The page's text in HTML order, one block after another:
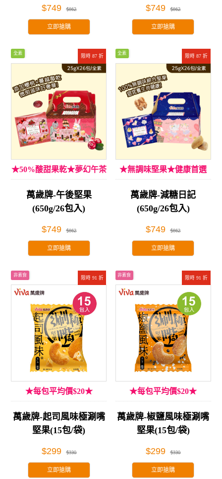
$749 $862
立即搶購
$749 $862
立即搶購
限時 87 折
全素
★50%酸甜果乾★夢幻午茶
享受
萬歲牌-午後堅果
(650g/26包入)
$749 $862
立即搶購
限時 87 折
全素
★無調味堅果★健康首選
萬歲牌-減糖日記
(650g/26包入)
$749 $862
立即搶購
限時 91 折
非素食
★每包平均價$20★
萬歲牌-起司風味極涮嘴
堅果(15包/袋)
$299 $330
立即搶購
限時 91 折
非素食
★每包平均價$20★
萬歲牌-椒鹽風味極涮嘴
堅果(15包/袋)
$299 $330
立即搶購